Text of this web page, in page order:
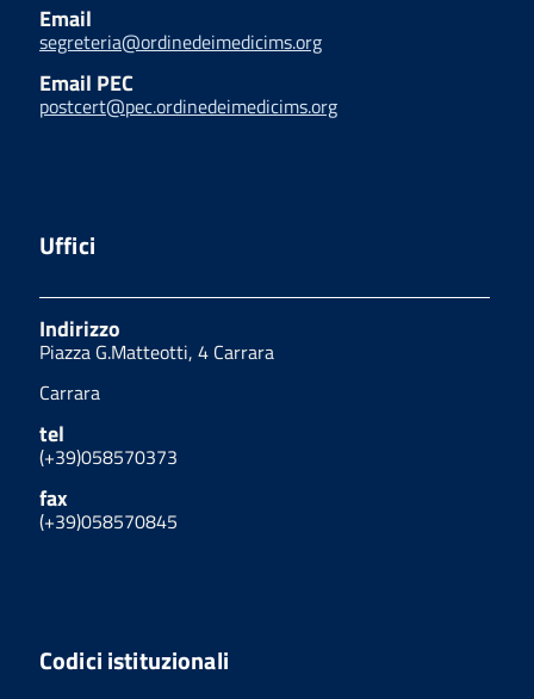
Email
segreteria@ordinedeimedicims.org
Email PEC
postcert@pec.ordinedeimedicims.org
Uffici
Indirizzo
Piazza G.Matteotti, 4 Carrara
Carrara
tel
(+39)058570373
fax
(+39)058570845
Codici istituzionali